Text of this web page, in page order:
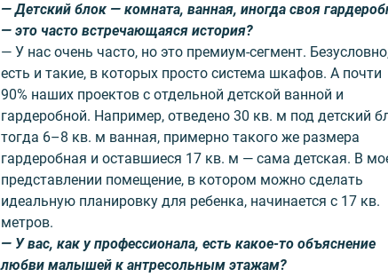
— Детский блок — комната, ванная, иногда своя
— это часто встречающаяся история?
— У нас очень часто, но это премиум-сегмент.
есть и такие, в которых просто система шкафов. А почти
90% наших проектов с отдельной детской ванной и
гардеробной. Например, отведено 30 кв. м под детский
тогда 6–8 кв. м ванная, примерно такого же размера
гардеробная и оставшиеся 17 кв. м — сама детская. В
представлении помещение, в котором можно сделать
идеальную планировку для ребенка, начинается с 17 кв.
метров.
— У вас, как у профессионала, есть какое-то объяснение
любви малышей к антресольным этажам?